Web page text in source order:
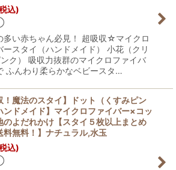
込)
多い赤ちゃん必見！ 超吸収☆マイクロ
ースタイ（ハンドメイド） 小花（クリ
ク） 吸収力抜群のマイクロファイバ
ふんわり柔らかなベビースタ…
！魔法のスタイ】ドット（くすみピン
ンドメイド】マイクロファイバー×コッ
のよだれかけ【スタイ５枚以上まとめ
料無料！】ナチュラル,水玉
込)